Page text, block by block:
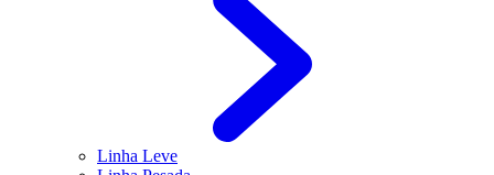
Linha Leve